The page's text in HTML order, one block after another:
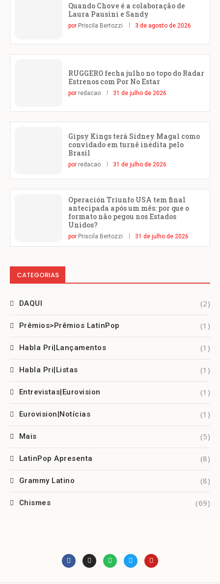
Quando Chove é a colaboração de
Laura Pausini e Sandy
por Priscila Bertozzi 3 de agosto de 2026
RUGGERO fecha julho no topo do Radar
Estrenos com Por No Estar
por redacao 31 de julho de 2026
Gipsy Kings terá Sidney Magal como
convidado em turnê inédita pelo
Brasil
por redacao 31 de julho de 2026
Operación Triunfo USA tem final
antecipada após um mês: por que o
formato não pegou nos Estados
Unidos?
por Priscila Bertozzi 31 de julho de 2026
CATEGORIAS
DAQUI (2)
Prêmios>Prêmios LatinPop (1)
Habla Pri|Lançamentos (1)
Habla Pri|Listas (1)
Entrevistas|Eurovision (1)
Eurovision|Notícias (1)
Mais (5)
LatinPop Apresenta (8)
Grammy Latino (8)
Chismes (69)